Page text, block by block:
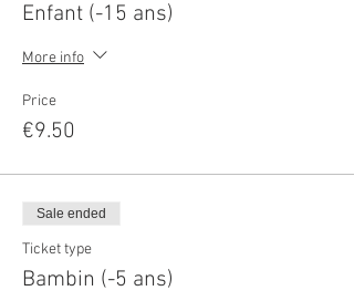
Enfant (-15 ans)
More info
Price
€9.50
Sale ended
Ticket type
Bambin (-5 ans)